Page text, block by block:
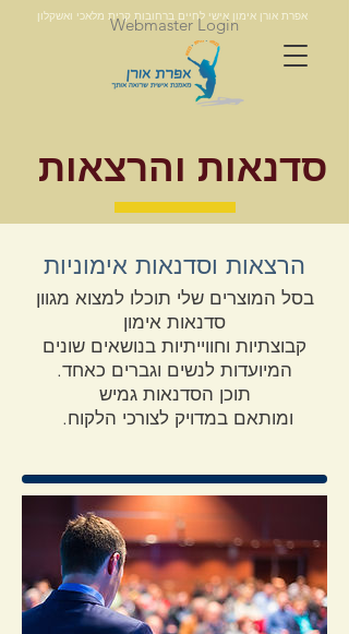
Webmaster Login
אפרת אורן אימון אישי לחיים ברחובות קרית מלאכי ואשקלון
סדנאות והרצאות
הרצאות וסדנאות אימוניות
בסל המוצרים שלי תוכלו למצוא מגוון
סדנאות אימון
קבוצתיות וחווייתיות בנושאים שונים
המיועדות לנשים וגברים כאחד.
תוכן הסדנאות גמיש
ומותאםבמדויק לצורכי הלקוח.